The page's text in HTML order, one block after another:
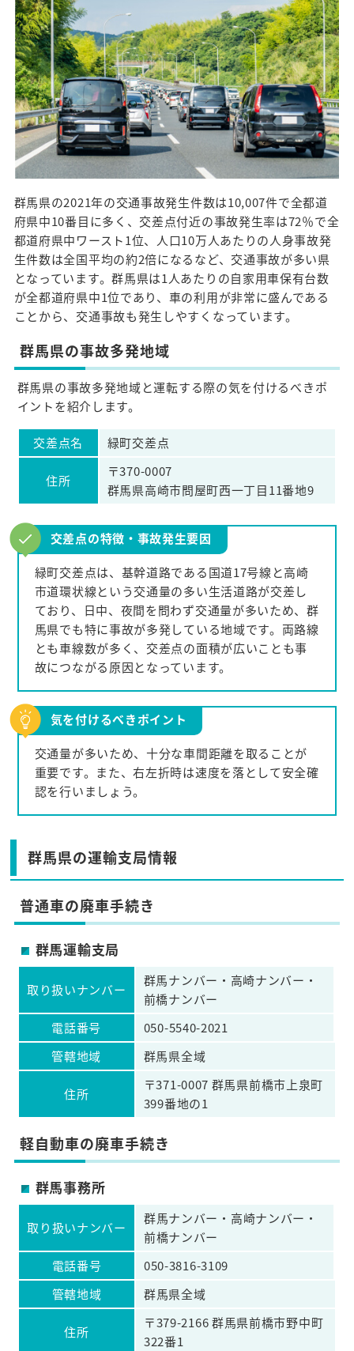
群馬県の2021年の交通事故発生件数は10,007件で全都道
府県中10番目に多く、交差点付近の事故発生率は72％で全
都道府県中ワースト1位、人口10万人あたりの人身事故発
生件数は全国平均の約2倍になるなど、交通事故が多い県
となっています。群馬県は1人あたりの自家用車保有台数
が全都道府県中1位であり、車の利用が非常に盛んである
ことから、交通事故も発生しやすくなっています。
群馬県の事故多発地域
群馬県の事故多発地域と運転する際の気を付けるべきポ
イントを紹介します。
交差点名 緑町交差点
住所
〒370-0007
群馬県高崎市問屋町西一丁目11番地9
交差点の特徴・事故発生要因
緑町交差点は、基幹道路である国道17号線と高崎
市道環状線という交通量の多い生活道路が交差し
ており、日中、夜間を問わず交通量が多いため、群
馬県でも特に事故が多発している地域です。両路線
とも車線数が多く、交差点の面積が広いことも事
故につながる原因となっています。
気を付けるべきポイント
交通量が多いため、十分な車間距離を取ることが
重要です。また、右左折時は速度を落として安全確
認を行いましょう。
群馬県の運輸支局情報
普通車の廃車手続き
群馬運輸支局
取り扱いナンバー
群馬ナンバー・高崎ナンバー・
前橋ナンバー
電話番号
050-5540-2021
管轄地域
群馬県全域
住所
〒371-0007 群馬県前橋市上泉町
399番地の1
軽自動車の廃車手続き
群馬事務所
取り扱いナンバー
群馬ナンバー・高崎ナンバー・
前橋ナンバー
電話番号
050-3816-3109
管轄地域
群馬県全域
住所
〒379-2166 群馬県前橋市野中町
322番1